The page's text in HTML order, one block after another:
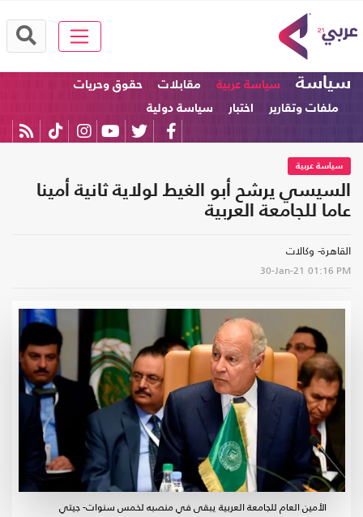
سياسة سياسة عربية مقابلات
حقوق وحريات
ملفات وتقارير
اختبار سياسة دولية
سياسة عربية
السيسي يرشح أبو الغيط لولاية ثانية أمينا
عاما للجامعة العربية
القاهرة- وكالات
30-Jan-21 01:16 PM
الأمين العام للجامعة العربية يبقى في منصبه لخمس سنوات- جيتي